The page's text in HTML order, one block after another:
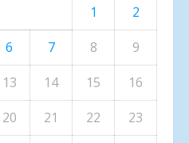
1
2
6 7 8
9
13 14 15
16
20 21 22
23